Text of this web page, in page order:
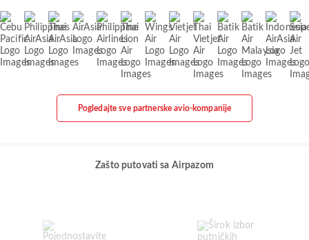
Pogledajte sve partnerske avio-kompanije
Zašto putovati sa Airpazom